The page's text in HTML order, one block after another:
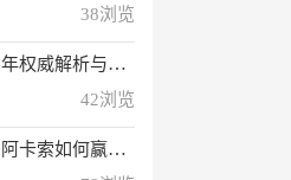
38浏览
解析与选择建议
42浏览
4000万用户信赖？